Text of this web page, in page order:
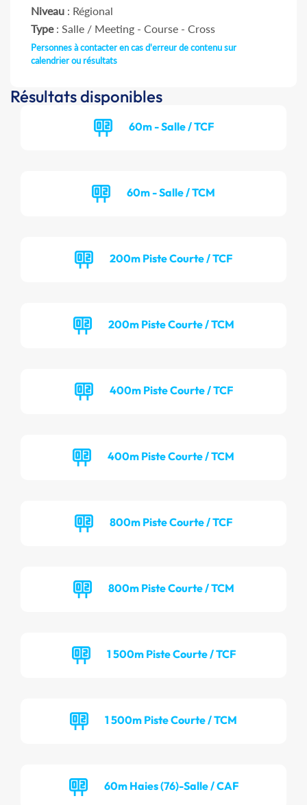
Niveau : Régional
Type: Salle / Meeting - Course - Cross
Personnes à contacter en cas d'erreur de contenu sur
calendrier ou résultats
Résultats disponibles
60m - Salle / TCF
60m - Salle / TCM
200m Piste Courte / TCF
200m Piste Courte / TCM
400m Piste Courte / TCF
400m Piste Courte / TCM
800m Piste Courte / TCF
800m Piste Courte / TCM
1 500m Piste Courte / TCF
1 500m Piste Courte / TCM
60m Haies (76)-Salle / CAF